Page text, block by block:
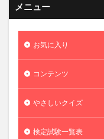
メニュー
お気に入り
コンテンツ
やさしいクイズ
検定試験一覧表